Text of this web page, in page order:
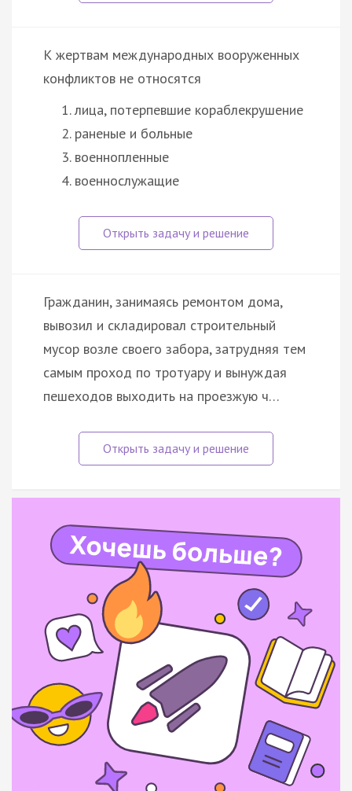
К жертвам международных вооруженных
конфликтов не относятся
лица, потерпевшие кораблекрушение
раненые и больные
военнопленные
военнослужащие
Гражданин, занимаясь ремонтом дома,
вывозил и складировал строительный
мусор возле своего забора, затрудняя тем
самым проход по тротуару и вынуждая
пешеходов выходить на проезжую ч…